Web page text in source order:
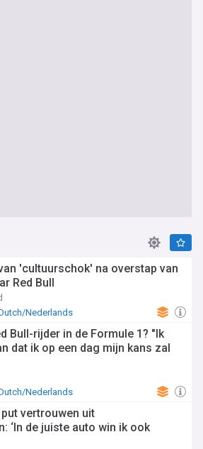
'cultuurschok' na overstap van
Red Bull
Nederlands
Bull-rijder in de Formule 1? "Ik
dat ik op een dag mijn kans zal
Nederlands
vertrouwen uit
‘In de juiste auto win ik ook